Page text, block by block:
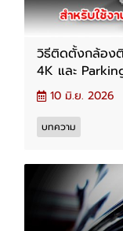
วิธีติดตั้งกล้อง
4K และ
10 มิ.ย. 2026
บทความ